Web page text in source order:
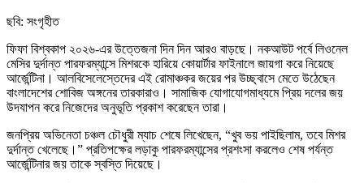
ছবি: সংগৃহীত
ফিফা বিশ্বকাপ ২০২৬-এর উত্তেজনা দিন দিন আরও বাড়ছে। নকআউট পর্বে লিওনেল
মেসির দুর্দান্ত পারফরম্যান্সে মিশরকে হারিয়ে কোয়ার্টার ফাইনালে জায়গা করে নিয়েছে
আর্জেন্টিনা। আলবিসেলেস্তেদের এই রোমাঞ্চকর জয়ের পর উচ্ছ্বাসে মেতে উঠেছেন
বাংলাদেশের শোবিজ অঙ্গনের তারকারাও। সামাজিক যোগাযোগমাধ্যমে প্রিয় দলের জয়
উদযাপন করে নিজেদের অনুভূতি প্রকাশ করেছেন তারা।
জনপ্রিয় অভিনেতা চঞ্চল চৌধুরী ম্যাচ শেষে লিখেছেন, “খুব ভয় পাইছিলাম, তবে মিশর
দুর্দান্ত খেলেছে।” প্রতিপক্ষের লড়াকু পারফরম্যান্সের প্রশংসা করলেও শেষ পর্যন্ত
আর্জেন্টিনার জয় তাকে স্বস্তি দিয়েছে।